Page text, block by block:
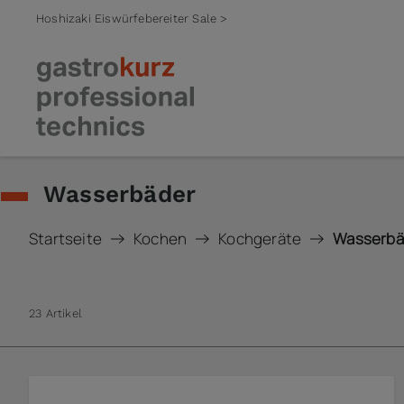
Hoshizaki Eiswürfebereiter Sale >
Wasserbäder
Startseite Kochen Kochgeräte
23 Artikel